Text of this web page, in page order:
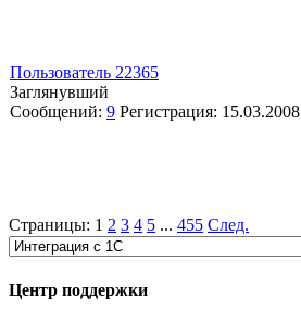
Пользователь 22365
Заглянувший
Сообщений: 9 Регистрация: 15.03.2008
Страницы: 1 2 3 4 5 ... 455 След.
Центр поддержки